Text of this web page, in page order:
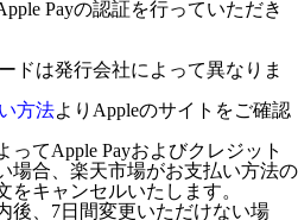
Payの認証を行っていただき
ドは発行会社によって異なりま
方法よりAppleのサイトをご確認
てApple Payおよびクレジット
場合、楽天市場がお支払い方法の
キャンセルいたします。
後、7日間変更いただけない場